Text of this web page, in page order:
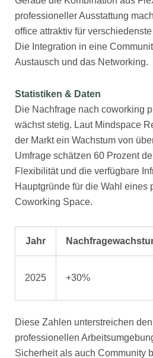
professioneller Ausstattung
office attraktiv für
Die Integration in eine
Austausch und das Networking.
Statistiken & Daten
Die Nachfrage nach coworking
wächst stetig. Laut Mindspace
der Markt ein Wachstum von
Umfrage schätzen 60 Prozent
Flexibilität und die verfügbare
Hauptgründe für die Wahl eines
Coworking Space.
Jahr
2025 +30%
Diese Zahlen unterstreichen
professionellen
Sicherheit als auch Community